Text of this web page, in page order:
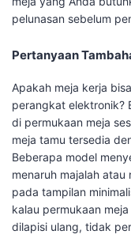
pelunasan sebelum
Pertanyaan
Apakah meja kerja
perangkat elektronik?
di permukaan meja
meja tamu tersedia
Beberapa model
menaruh majalah
pada tampilan
kalau permukaan
dilapisi ulang, tidak